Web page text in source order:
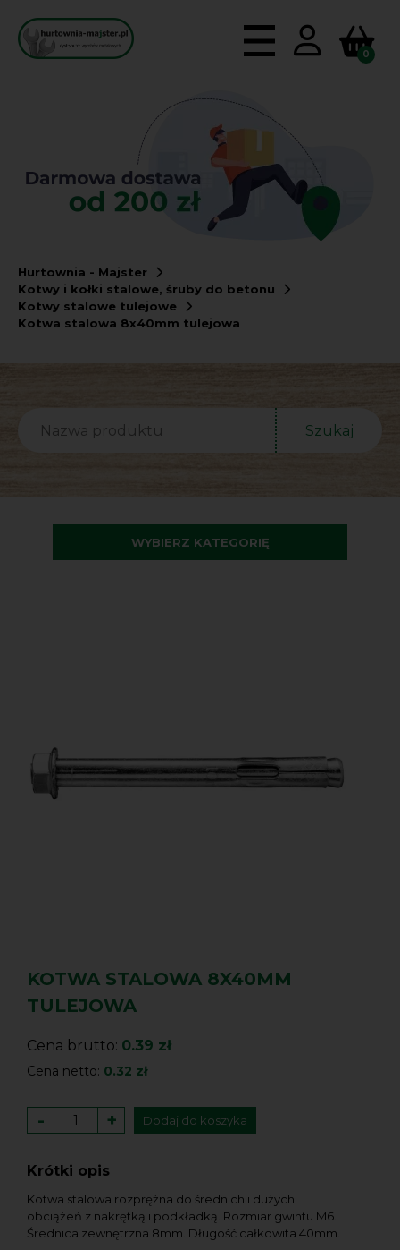
0
Hurtownia - Majster
Kotwy i kołki stalowe, śruby do betonu
Kotwy stalowe tulejowe
Kotwa stalowa 8x40mm tulejowa
WYBIERZ KATEGORIĘ
Szukaj
KOTWA STALOWA 8X40MM
TULEJOWA
Cena brutto: 0.39 zł
Cena netto: 0.32 zł
- + Dodaj do koszyka
Krótki opis
Kotwa stalowa rozprężna do średnich i dużych
obciążeń z nakrętką i podkładką. Rozmiar gwintu M6.
Średnica zewnętrzna 8mm. Długość całkowita 40mm.